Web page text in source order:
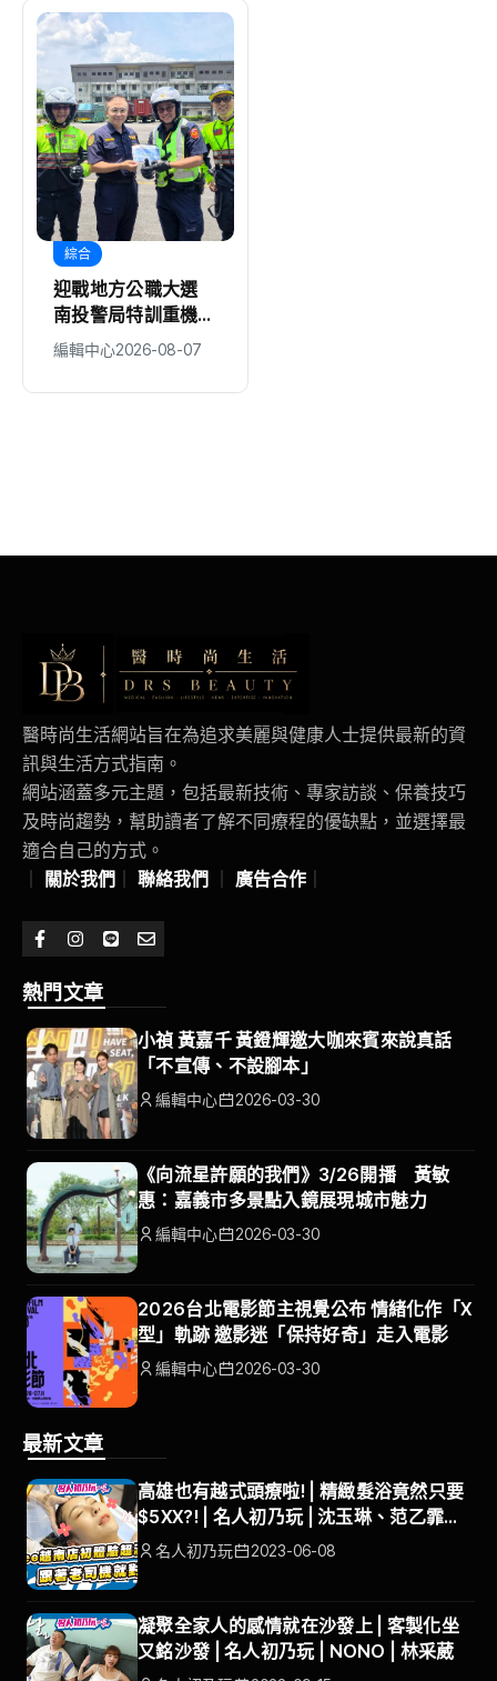
職大選
重機部
08-07
侯彥廷水彩畫展以光
的重量畫出空間靈光
編輯中心
醫時尚生活網站旨在為追求美麗與健康人士提供最新的資
訊與生活方式指南。
網站涵蓋多元主題，包括最新技術、專家訪談、保養技巧
及時尚趨勢，幫助讀者了解不同療程的優缺點，並選擇最
適合自己的方式。
關於我們 聯絡我們 廣告合作
熱門文章
小禎 黃嘉千 黃鐙輝邀大咖來賓來說真話
「不宣傳、不設腳本」
編輯中心 2026-03-30
《向流星許願的我們》3/26開播 黃敏
惠：嘉義市多景點入鏡展現城市魅力
編輯中心 2026-03-30
2026台北電影節主視覺公布 情緒化作「X
型」軌跡 邀影迷「保持好奇」走入電影
編輯中心 2026-03-30
最新文章
高雄也有越式頭療啦! | 精緻髮浴竟然只要
$5XX?! | 名人初乃玩 | 沈玉琳、范乙霏
ALBEE | #默 越式頭療會館
名人初乃玩 2023-06-08
凝聚全家人的感情就在沙發上 | 客製化坐
又銘沙發 | 名人初乃玩 | NONO | 林采葳